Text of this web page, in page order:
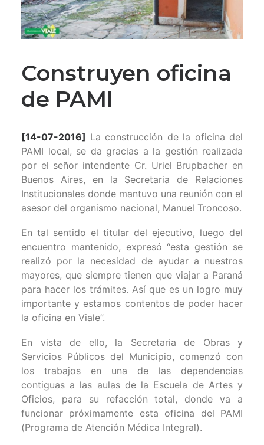
RECAUDACIONES
Construyen oficina
de PAMI
[14-07-2016] La construcción de la oficina del
PAMI local, se da gracias a la gestión realizada
por el señor intendente Cr. Uriel Brupbacher en
Buenos Aires, en la Secretaria de Relaciones
Institucionales donde mantuvo una reunión con el
asesor del organismo nacional, Manuel Troncoso.
En tal sentido el titular del ejecutivo, luego del
encuentro mantenido, expresó “esta gestión se
realizó por la necesidad de ayudar a nuestros
mayores, que siempre tienen que viajar a Paraná
para hacer los trámites. Así que es un logro muy
importante y estamos contentos de poder hacer
la oficina en Viale”.
En vista de ello, la Secretaria de Obras y
Servicios Públicos del Municipio, comenzó con
los trabajos en una de las dependencias
contiguas a las aulas de la Escuela de Artes y
Oficios, para su refacción total, donde va a
funcionar próximamente esta oficina del PAMI
(Programa de Atención Médica Integral).